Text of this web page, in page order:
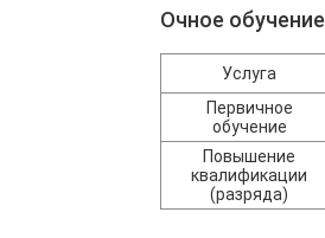
Очное обучение
Услуга
Первичное
обучение
Повышение
квалификации
(разряда)